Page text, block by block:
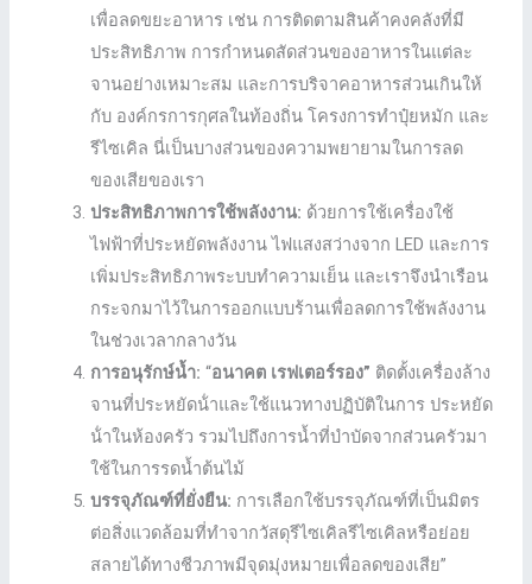
เพื่อลดขยะอาหาร เช่น การติดตามสินค้าคงคลังที่มี
ประสิทธิภาพ การกำหนดสัดส่วนของอาหารในแต่ละ
จานอย่างเหมาะสม และการบริจาคอาหารส่วนเกินให้
กับ องค์กรการกุศลในท้องถิ่น โครงการทําปุ๋ยหมัก และ
รีไซเคิล นี่เป็นบางส่วนของความพยายามในการลด
ของเสียของเรา
ประสิทธิภาพการใช้พลังงาน: ด้วยการใช้เครื่องใช้
ไฟฟ้าที่ประหยัดพลังงาน ไฟแสงสว่างจาก LED และการ
เพิ่มประสิทธิภาพระบบทําความเย็น และเราจึงนำเรือน
กระจกมาไว้ในการออกแบบร้านเพื่อลดการใช้พลังงาน
ในช่วงเวลากลางวัน
การอนุรักษ์น้ำ: “อนาคต เรฟเตอร์รอง” ติดตั้งเครื่องล้าง
จานที่ประหยัดน้ําและใช้แนวทางปฏิบัติในการ ประหยัด
น้ําในห้องครัว รวมไปถึงการน้ำที่บำบัดจากส่วนครัวมา
ใช้ในการรดน้ำต้นไม้
บรรจุภัณฑ์ที่ยั่งยืน: การเลือกใช้บรรจุภัณฑ์ที่เป็นมิตร
ต่อสิ่งแวดล้อมที่ทําจากวัสดุรีไซเคิลรีไซเคิลหรือย่อย
สลายได้ทางชีวภาพมีจุดมุ่งหมายเพื่อลดของเสีย”